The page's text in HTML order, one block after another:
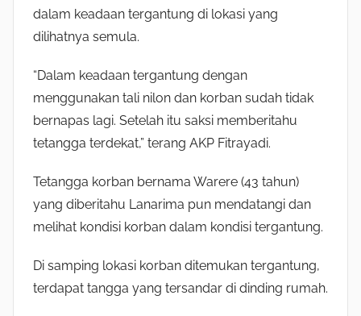
dalam keadaan tergantung di lokasi yang
dilihatnya semula.
“Dalam keadaan tergantung dengan
menggunakan tali nilon dan korban sudah tidak
bernapas lagi. Setelah itu saksi memberitahu
tetangga terdekat,” terang AKP Fitrayadi.
Tetangga korban bernama Warere (43 tahun)
yang diberitahu Lanarima pun mendatangi dan
melihat kondisi korban dalam kondisi tergantung.
Di samping lokasi korban ditemukan tergantung,
terdapat tangga yang tersandar di dinding rumah.